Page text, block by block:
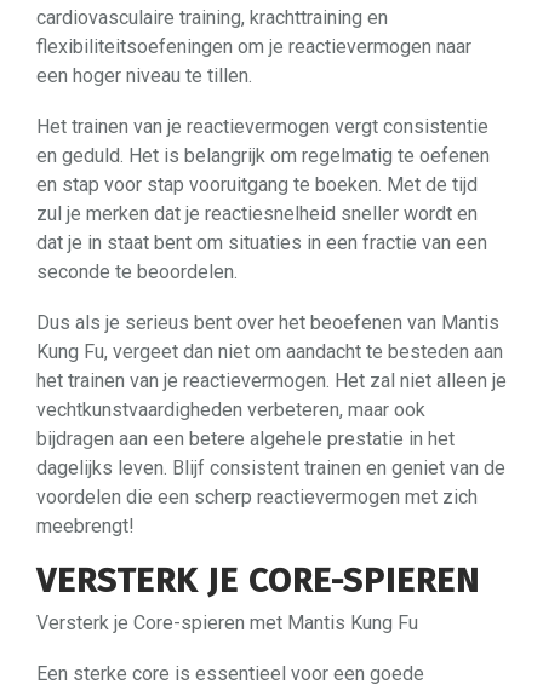
cardiovasculaire training, krachttraining en
flexibiliteitsoefeningen om je reactievermogen naar
een hoger niveau te tillen.
Het trainen van je reactievermogen vergt consistentie
en geduld. Het is belangrijk om regelmatig te oefenen
en stap voor stap vooruitgang te boeken. Met de tijd
zul je merken dat je reactiesnelheid sneller wordt en
dat je in staat bent om situaties in een fractie van een
seconde te beoordelen.
Dus als je serieus bent over het beoefenen van Mantis
Kung Fu, vergeet dan niet om aandacht te besteden aan
het trainen van je reactievermogen. Het zal niet alleen je
vechtkunstvaardigheden verbeteren, maar ook
bijdragen aan een betere algehele prestatie in het
dagelijks leven. Blijf consistent trainen en geniet van de
voordelen die een scherp reactievermogen met zich
meebrengt!
VERSTERK JE CORE-SPIEREN
Versterk je Core-spieren met Mantis Kung Fu
Een sterke core is essentieel voor een goede